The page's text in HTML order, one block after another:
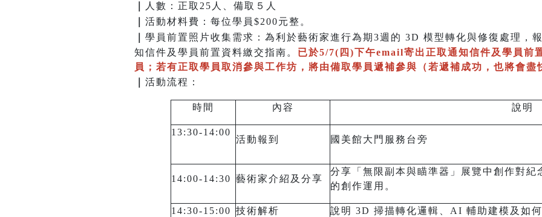
人數：正取25人、備取５人
活動材料費：每位學員$200元整。
學員前置照片收集需求：為利於藝術家進行為期3週的 3D 模型轉化與修復處理，
知信件及學員前置資料繳交指南。 已於5/7(四)下午email寄出正取通知信件及學員前
員；若有正取學員取消參與工作坊，將由備取學員遞補參與（若遞補成功，也將會
活動流程：
時間 內容 說明
13:30-14:00
活動報到 國美館大門服務台旁
14:00-14:30 藝術家介紹及分享
分享「無限副本與瞄準器」展覽中創作對
的創作運用。
14:30-15:00 技術解析 說明 3D 掃描轉化邏輯、AI 輔助建模及如